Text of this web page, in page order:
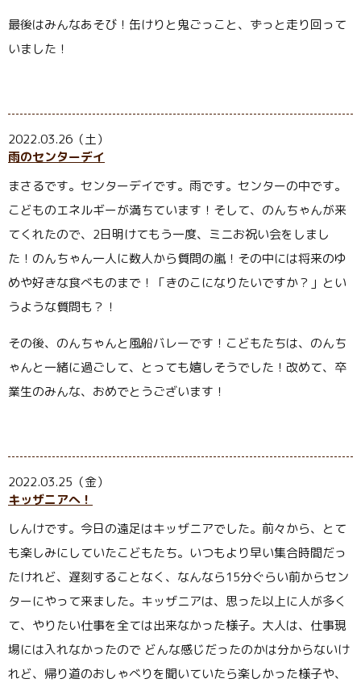
最後はみんなあそび！缶けりと鬼ごっこと、ずっと走り回って
いました！
2022.03.26（土）
雨のセンターデイ
まさるです。センターデイです。雨です。センターの中です。
こどものエネルギーが満ちています！そして、のんちゃんが来
てくれたので、 2日明けてもう一度、ミニお祝い会をしまし
た！のんちゃん一人に数人から質問の嵐！その中には将来のゆ
めや好きな食べものまで！「きのこになりたいですか？」とい
うような質問も？！
その後、のんちゃんと風船バレーです！こどもたちは、のんち
ゃんと一緒に過ごして、とっても嬉しそうでした！改めて、卒
業生のみんな、おめでとうございます！
2022.03.25（金）
キッザニアへ！
しんけです。今日の遠足はキッザニアでした。前々から、とて
も楽しみにしていたこどもたち。いつもより早い集合時間だっ
たけれど、遅刻することなく、なんなら15分ぐらい前からセン
ターにやって来ました。キッザニアは、思った以上に人が多く
て、やりたい仕事を全ては出来なかった様子。大人は、仕事現
場には入れなかったので どんな感じだったのかは分からないけ
れど、帰り道のおしゃべりを聞いていたら楽しかった様子や、